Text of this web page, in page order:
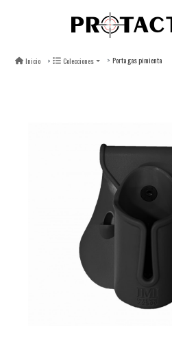
Inicio Colecciones Porta gas pimienta